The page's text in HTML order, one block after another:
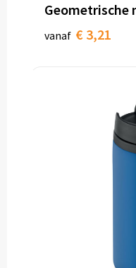
Geometrische
vanaf € 3,21